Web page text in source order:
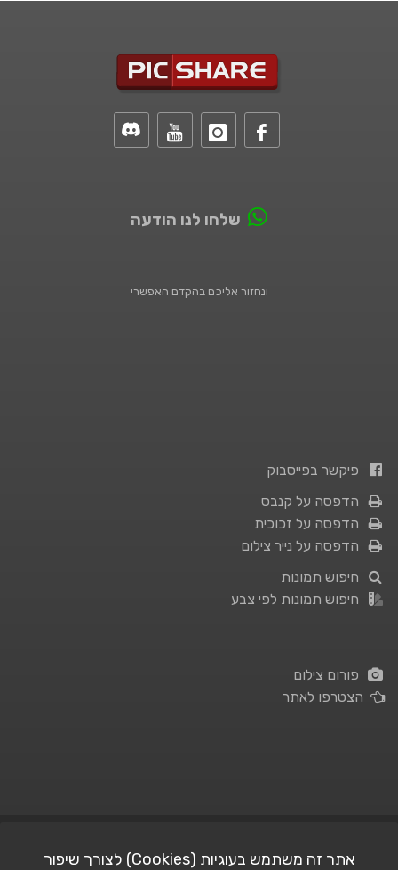
שלחו לנו הודעה
ונחזור אליכם בהקדם האפשרי
פיקשר בפייסבוק
הדפסה על קנבס
הדפסה על זכוכית
הדפסה על נייר צילום
חיפוש תמונות
חיפוש תמונות לפי צבע
פורום צילום
הצטרפו לאתר
אתר זה משתמש בעוגיות (Cookies) לצורך שיפור